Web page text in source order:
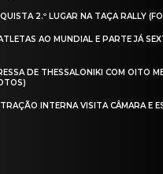
2.º LUGAR NA TAÇA RALLY
AO MUNDIAL E PARTE JÁ
DE THESSALONIKI COM OITO
INTERNA VISITA CÂMARA E